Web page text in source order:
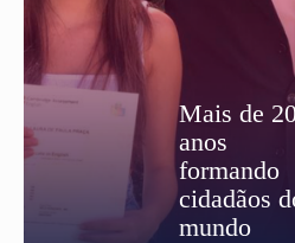
Mais de
anos
formando
cidadãos
mundo